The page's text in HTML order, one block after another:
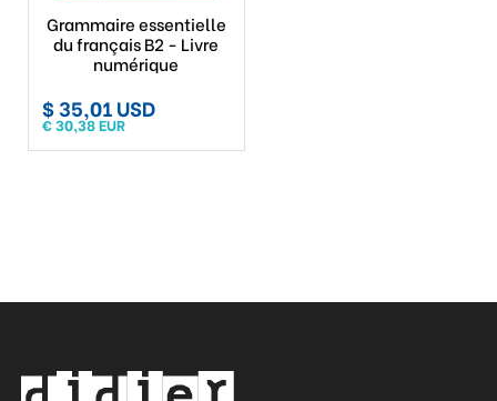
Grammaire essentielle
du français B2 - Livre
numérique
$ 35,01 USD
€ 30,38 EUR